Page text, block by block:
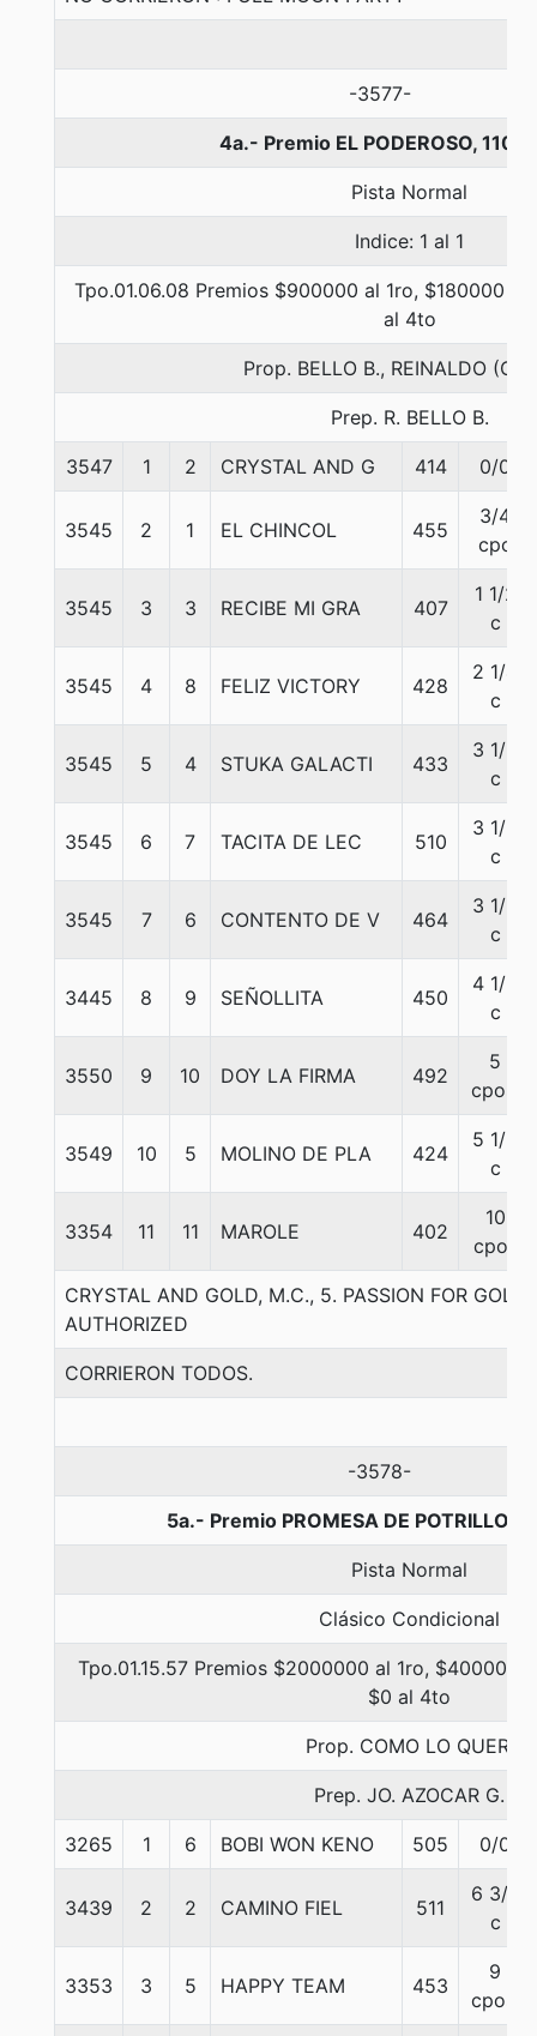
-3577-
4a.- Premio EL PODEROSO,
Pista Normal
Indice: 1 al 1
Tpo.01.06.08 Premios $900000 al 1ro, $180000
al 4to
Prop. BELLO B., REINALDO
Prep. R. BELLO B.
3547 1 2 CRYSTAL AND G 414 0/0
3545 2 1 EL CHINCOL 455
3/4
cpo
3545 3 3 RECIBE MI GRA 407
1 1/2
c
3545 4 8 FELIZ VICTORY 428
2 1/4
c
3545 5 4 STUKA GALACTI 433
3 1/2
c
3545 6 7 TACITA DE LEC 510
3 1/2
c
3545 7 6 CONTENTO DE V 464
3 1/2
c
3445 8 9 SEÑOLLITA 450
4 1/2
c
3550 9 10 DOY LA FIRMA 492
5
cpos.
3549 10 5 MOLINO DE PLA 424
5 1/2
c
3354 11 11 MAROLE 402
10
cpos
CRYSTAL AND GOLD, M.C., 5. PASSION FOR
AUTHORIZED
CORRIERON TODOS.
-3578-
5a.- Premio PROMESA DE
Pista Normal
Clásico Condicional
Tpo.01.15.57 Premios $2000000 al 1ro, $400000
$0 al 4to
Prop. COMO LO QUERI
Prep. JO. AZOCAR G.
3265 1 6 BOBI WON KENO 505 0/0
3439 2 2 CAMINO FIEL 511
6 3/4
c
3353 3 5 HAPPY TEAM 453
9
cpos.